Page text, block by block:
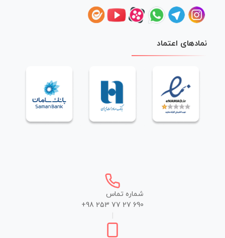
نمادهای اعتماد
شماره تماس
+98 253 77 27 690